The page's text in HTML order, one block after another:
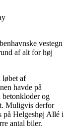
vestegn
af alt for høj
løbet af
havde på
betonkloder og
Muligvis derfor
på Helgeshøj Allé i
antal biler.